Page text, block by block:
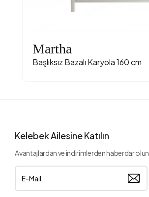
Martha
Başlıksız Bazalı Karyola 160 cm
Kelebek Ailesine Katılın
Avantajlardan ve indirimlerden haberdar olun.